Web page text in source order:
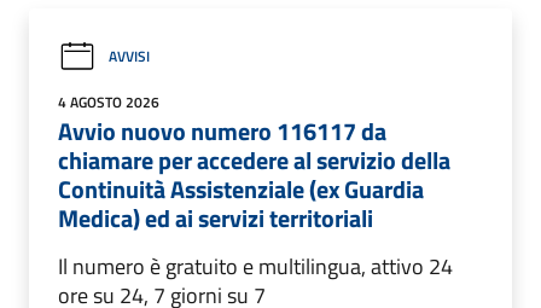
AVVISI
4 AGOSTO 2026
Avvio nuovo numero 116117 da
chiamare per accedere al servizio della
Continuità Assistenziale (ex Guardia
Medica) ed ai servizi territoriali
Il numero è gratuito e multilingua, attivo 24
ore su 24, 7 giorni su 7